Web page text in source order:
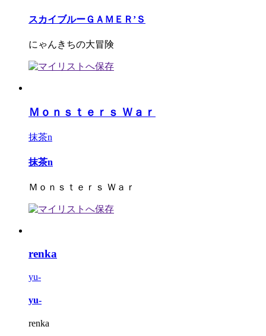
スカイブルーＧＡＭＥＲ’Ｓ
にゃんきちの大冒険
Ｍｏｎｓｔｅｒｓ Ｗａｒ
抹茶n
抹茶n
Ｍｏｎｓｔｅｒｓ Ｗａｒ
renka
yu-
yu-
renka